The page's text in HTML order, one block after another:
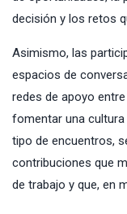
decisión y los retos
Asimismo, las
espacios de
redes de apoyo
fomentar una
tipo de encuentros,
contribuciones que
de trabajo y que, en